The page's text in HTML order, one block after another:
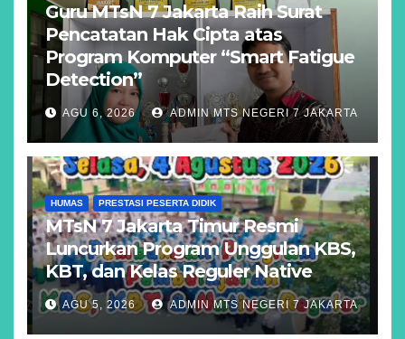
Guru MTsN 7 Jakarta Raih Surat
Pencatatan Hak Cipta atas
Program Komputer “Smart Fatigue
Detection”
AGU 6, 2026 ADMIN MTS NEGERI 7 JAKARTA
HUMAS PRESTASI PESERTA DIDIK
MTsN 7 Jakarta Timur Resmi
Luncurkan Program Unggulan KBS,
KBT, dan Kelas Reguler Native
AGU 5, 2026 ADMIN MTS NEGERI 7 JAKARTA